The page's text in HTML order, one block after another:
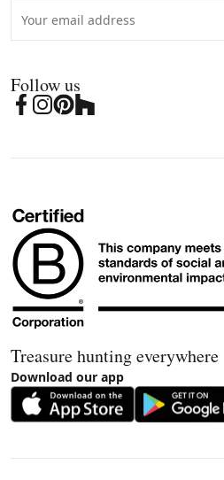
Follow us
Treasure hunting everywhere
Download our app